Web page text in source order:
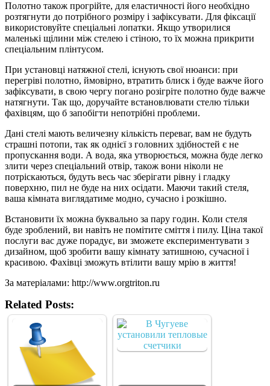
Полотно також прогрійте, для еластичності його необхідно
розтягнути до потрібного розміру і зафіксувати. Для фіксації
використовуйте спеціальні лопатки. Якщо утворилися
маленькі щілини між стелею і стіною, то їх можна прикрити
спеціальним плінтусом.
При установці натяжної стелі, існують свої нюанси: при
перегріві полотно, ймовірно, втратить блиск і буде важче його
зафіксувати, в свою чергу погано розігріте полотно буде важче
натягнути. Так що, доручайте встановлювати стелю тільки
фахівцям, що б запобігти непотрібні проблеми.
Дані стелі мають величезну кількість переваг, вам не будуть
страшні потопи, так як однієї з головних здібностей є не
пропускання води. А вода, яка утворюється, можна буде легко
злити через спеціальний отвір, також вони ніколи не
потріскаються, будуть весь час зберігати рівну і гладку
поверхню, пил не буде на них осідати. Маючи такий стеля,
ваша кімната виглядатиме модно, сучасно і розкішно.
Встановити їх можна буквально за пару годин. Коли стеля
буде зроблений, ви навіть не помітите сміття і пилу. Ціна такої
послуги вас дуже порадує, ви зможете експериментувати з
дизайном, щоб зробити вашу кімнату затишною, сучасної і
красивою. Фахівці зможуть втілити вашу мрію в життя!
За матеріалами: http://www.orgtriton.ru
Related Posts: